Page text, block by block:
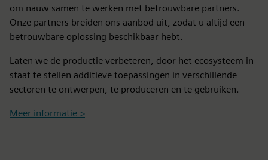
om nauw samen te werken met betrouwbare partners.
Onze partners breiden ons aanbod uit, zodat u altijd een
betrouwbare oplossing beschikbaar hebt.
Laten we de productie verbeteren, door het ecosysteem in
staat te stellen additieve toepassingen in verschillende
sectoren te ontwerpen, te produceren en te gebruiken.
Meer informatie >